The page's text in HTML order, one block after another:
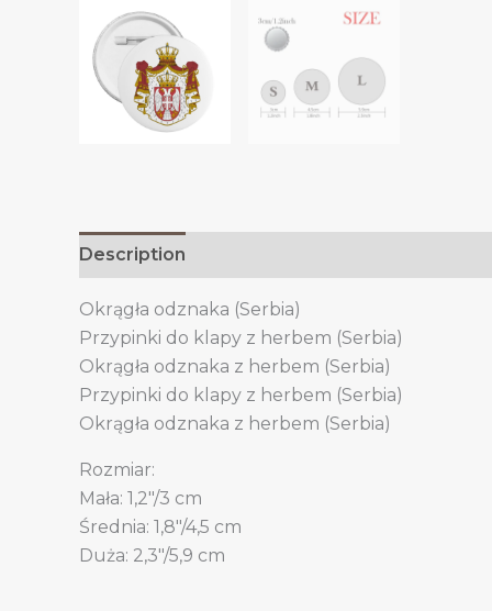
Description
Okrągła odznaka (Serbia)
Przypinki do klapy z herbem (Serbia)
Okrągła odznaka z herbem (Serbia)
Przypinki do klapy z herbem (Serbia)
Okrągła odznaka z herbem (Serbia)
Rozmiar:
Mała: 1,2″/3 cm
Średnia: 1,8″/4,5 cm
Duża: 2,3″/5,9 cm